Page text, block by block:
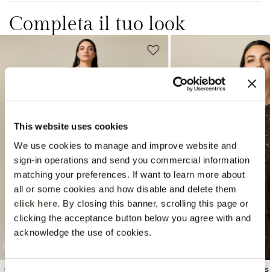
This website uses cookies
We use cookies to manage and improve website and
sign-in operations and send you commercial information
matching your preferences. If want to learn more about
all or some cookies and how disable and delete them
click here. By closing this banner, scrolling this page or
clicking the acceptance button below you agree with and
acknowledge the use of cookies.
Completa il tuo look
Gonna tubino in tulle con
Top in tulle con paillettes
Previous Next